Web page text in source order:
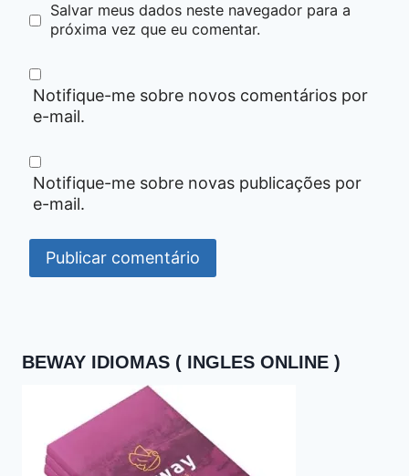
Salvar meus dados neste navegador para a
próxima vez que eu comentar.
Notifique-me sobre novos comentários por
e-mail.
Notifique-me sobre novas publicações por
e-mail.
BEWAY IDIOMAS ( INGLES ONLINE )